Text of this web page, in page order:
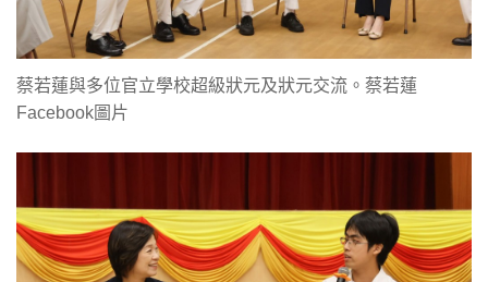
蔡若蓮與多位官立學校超級狀元及狀元交流。蔡若蓮
Facebook圖片